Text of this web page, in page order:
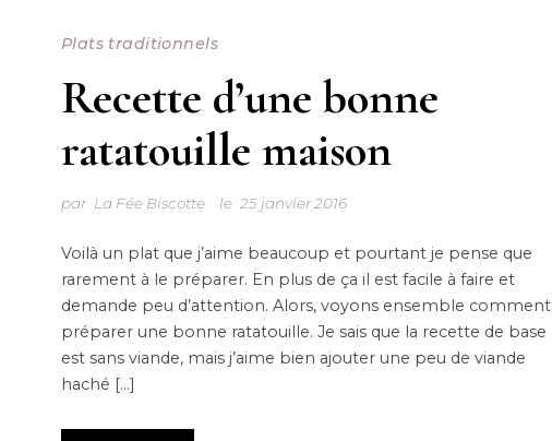
Plats traditionnels
Recette d’une bonne
ratatouille maison
par La Fée Biscotte le 25 janvier 2016
Voilà un plat que j’aime beaucoup et pourtant je pense que
rarement à le préparer. En plus de ça il est facile à faire et
demande peu d’attention. Alors, voyons ensemble comment
préparer une bonne ratatouille. Je sais que la recette de base
est sans viande, mais j’aime bien ajouter une peu de viande
haché […]